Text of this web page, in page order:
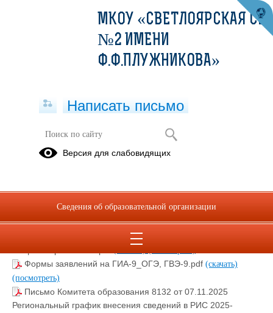
ГИА-9
Порядок проведения ГИА-9 по программам основного
Формы заявлений на ГИА-9_ОГЭ, ГВЭ-9.pdf (скачать)
(посмотреть)
Письмо Комитета образования 8132 от 07.11.2025
Региональный график внесения сведений в РИС 2025-
МКОУ «СВЕТЛОЯРСКАЯ СШ
№2 ИМЕНИ
Ф.Ф.ПЛУЖНИКОВА»
Написать письмо
Версия для слабовидящих
Сведения об образовательной организации